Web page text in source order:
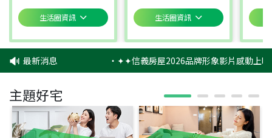
生活圈資訊 生活圈資訊
最新消息 ‧✦✦信義房屋2026品牌形象影片感動上
主題好宅